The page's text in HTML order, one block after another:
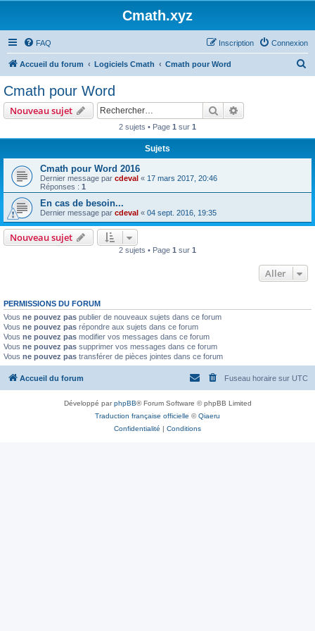
Cmath.xyz
FAQ Connexion
Inscription
Accueil du forum Logiciels Cmath Cmath pour Word
Cmath pour Word
Nouveau sujet Rechercher
2 sujets • Page 1 sur 1
Sujets
Cmath pour Word 2016
Dernier message par cdeval « 17 mars 2017, 20:46
Réponses : 1
En cas de besoin...
Dernier message par cdeval « 04 sept. 2016, 19:35
Nouveau sujet
2 sujets • Page 1 sur 1
Aller
PERMISSIONS DU FORUM
Vous ne pouvez pas publier de nouveaux sujets dans ce forum
Vous ne pouvez pas répondre aux sujets dans ce forum
Vous ne pouvez pas modifier vos messages dans ce forum
Vous ne pouvez pas supprimer vos messages dans ce forum
Vous ne pouvez pas transférer de pièces jointes dans ce forum
Accueil du forum Fuseau horaire sur UTC
Développé parphpBB® Forum Software © phpBB Limited
Traduction française officielle ©Qiaeru
Confidentialité | Conditions